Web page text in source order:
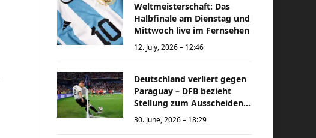
Weltmeisterschaft: Das
Halbfinale am Dienstag und
Mittwoch live im Fernsehen
12. July, 2026 – 12:46
Deutschland verliert gegen
Paraguay – DFB bezieht
Stellung zum Ausscheiden
bei der Weltmeisterschaft
30. June, 2026 – 18:29